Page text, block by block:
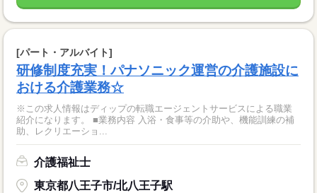
[パート・アルバイト]
研修制度充実！パナソニック運営の介護施設に
おける介護業務☆
※この求人情報はディップの転職エージェントサービスによる職業
紹介になります。 ■業務内容 入浴・食事等の介助や、機能訓練の補
助、レクリエーショ...
介護福祉士
東京都八王子市/北八王子駅